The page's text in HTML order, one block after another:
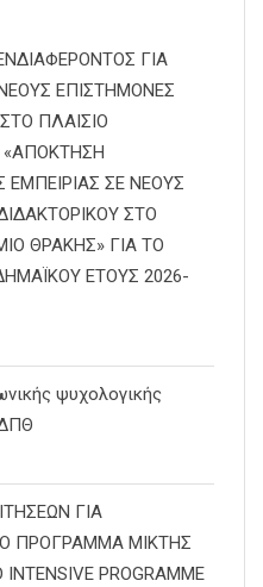
ΓΙΑ
ΕΠΙΣΤΗΜΟΝΕΣ
ΠΛΑΙΣΙΟ
ΣΕ ΝΕΟΥΣ
ΣΤΟ
ΘΡΑΚΗΣ» ΓΙΑ ΤΟ
ΕΤΟΥΣ 2026-
ψυχολογικής
ΓΙΑ
ΠΡΟΓΡΑΜΜΑ ΜΙΚΤΗΣ
PROGRAMME